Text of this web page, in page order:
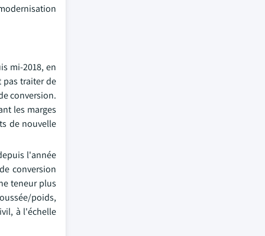
mi-2018, en
pas traiter de
conversion.
les marges
de nouvelle
l'année
conversion
teneur plus
poids,
à l'échelle